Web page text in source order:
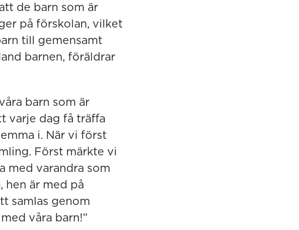
de barn som är
på förskolan, vilket
till gemensamt
barnen, föräldrar
barn som är
varje dag få träffa
i. När vi först
Först märkte vi
med varandra som
hen är med på
samlas genom
våra barn!”